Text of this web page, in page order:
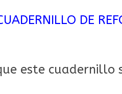
DE
este